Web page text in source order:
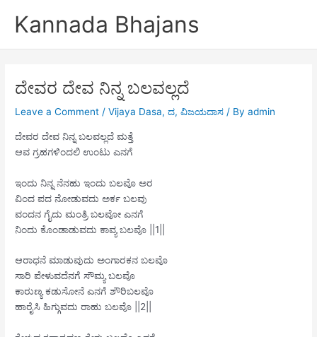
Kannada Bhajans
ದೇವರ ದೇವ ನಿನ್ನ ಬಲವಲ್ಲದೆ
Leave a Comment /Vijaya Dasa,ದ,ವಿಜಯದಾಸ / Byadmin
ದೇವರ ದೇವ ನಿನ್ನ ಬಲವಲ್ಲದೆ ಮತ್ತೆ
ಆವ ಗ್ರಹಗಳಿಂದಲಿ ಉಂಟು ಎನಗೆ
ಇಂದು ನಿನ್ನ ನೆನಹು ಇಂದು ಬಲವೊ ಅರ
ವಿಂದ ಪದ ನೋಡುವದು ಅರ್ಕ ಬಲವು
ವಂದನ ಗೈದು ಮಂತ್ರಿ ಬಲವೋ ಎನಗೆ
ನಿಂದು ಕೊಂಡಾಡುವದು ಕಾವ್ಯ ಬಲವೊ ||1||
ಆರಾಧನೆ ಮಾಡುವುದು ಅಂಗಾರಕನ ಬಲವೊ
ಸಾರಿ ಪೇಳುವದೆನಗೆ ಸೌಮ್ಯ ಬಲವೊ
ಕಾರುಣ್ಯ ಕಡುಸೋನೆ ಎನಗೆ ಶೌರಿಬಲವೊ
ಹಾರೈಸಿ ಹಿಗ್ಗುವದು ರಾಹು ಬಲವೊ ||2||